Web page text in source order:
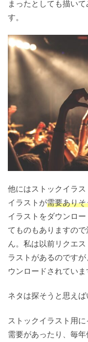
まったとしても描い
す。
他にはストックイラ
イラストが需要あり
イラストをダウンロ
てものもありますの
ん。私は以前リクエ
ラストがあるのです
ウンロードされていま
ネタは探そうと思えば
ストックイラスト用
需要があったり、毎